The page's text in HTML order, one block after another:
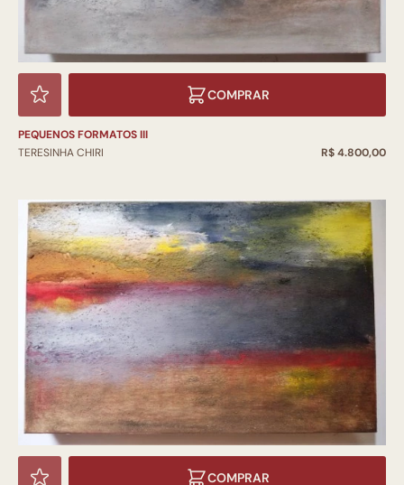
COMPRAR
PEQUENOS FORMATOS III
TERESINHA CHIRI
R$ 4.800,00
COMPRAR